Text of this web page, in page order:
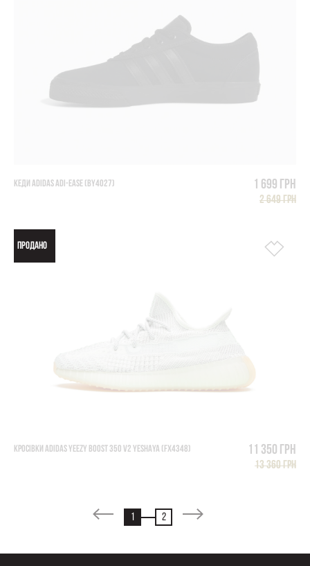
КЕДИ ADIDAS ADI-EASE (BY4027) 1 699 грн
2 649 грн
ПРОДАНО
КРОСІВКИ ADIDAS YEEZY BOOST 350 V2 YESHAYA (FX4348) 11 350 грн
13 360 грн
1 2